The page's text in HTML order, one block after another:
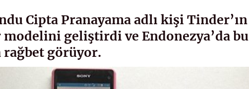
Cipta Pranayama adlı kişi Tinder’ın
geliştirdi ve Endonezya’da bu
görüyor.